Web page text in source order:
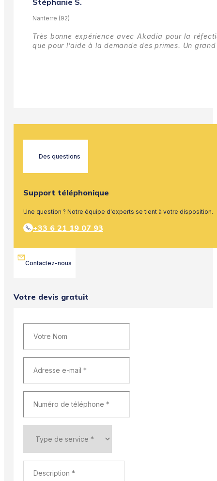
Nanterre (92)
Très bonne expérience avec Akadia pour la
que pour l'aide à la demande des primes. Un
Des questions
Support téléphonique
Une question ? Notre équipe d'experts se tient à votre disposition.
+33 6 21 19 07 93
Contactez-nous
Votre devis gratuit